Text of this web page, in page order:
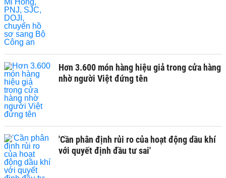
Hơn 3.600 món hàng hiệu giả trong cửa hàng
nhờ người Việt đứng tên
'Cần phân định rủi ro của hoạt động dầu khí
với quyết định đầu tư sai'